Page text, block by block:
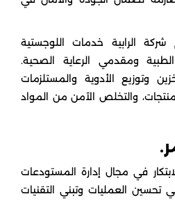
الرابية خدمات اللوجستية
ومقدمي الرعاية الصحية.
وتوزيع الأدوية والمستلزمات
والتخلص الآمن من المواد
في مجال إدارة المستودعات
تحسين العمليات وتبني التقنيات